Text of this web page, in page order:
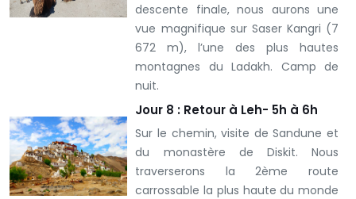
descente finale, nous aurons une
vue magnifique sur Saser Kangri (7
672 m), l’une des plus hautes
montagnes du Ladakh. Camp de
nuit.
Jour 8 : Retour à Leh- 5h à 6h
Sur le chemin, visite de Sandune et
du monastère de Diskit. Nous
traverserons la 2ème route
carrossable la plus haute du monde